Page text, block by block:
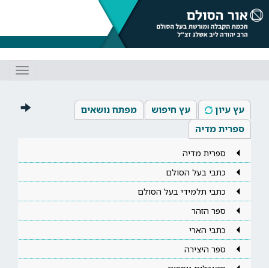
עץ עיון עץ חיפוש
מפתח נושאים
ספרית מדיה
ספרית מדיה
כתבי בעל הסולם
כתבי תלמידי בעל הסולם
ספר הזהר
כתבי הארי
ספר היצירה